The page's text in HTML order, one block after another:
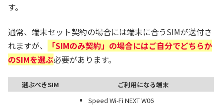
す。
通常、端末セット契約の場合には端末に合うSIMが送付さ
れますが、
「SIMのみ契約」の場合にはご自分でどちらか
のSIMを選ぶ必要があります。
選ぶべきSIM ご利用になる端末
Speed Wi-Fi NEXT W06